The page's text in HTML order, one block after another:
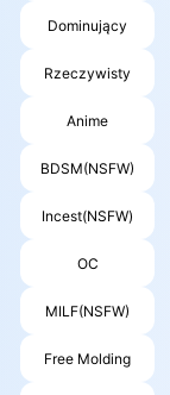
Dominujący
Rzeczywisty
Anime
BDSM(NSFW)
Incest(NSFW)
OC
MILF(NSFW)
Free Molding